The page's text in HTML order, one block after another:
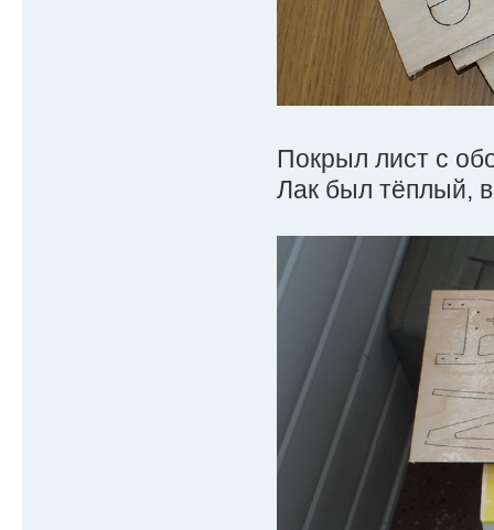
Покрыл лист с
Лак был тёплый,